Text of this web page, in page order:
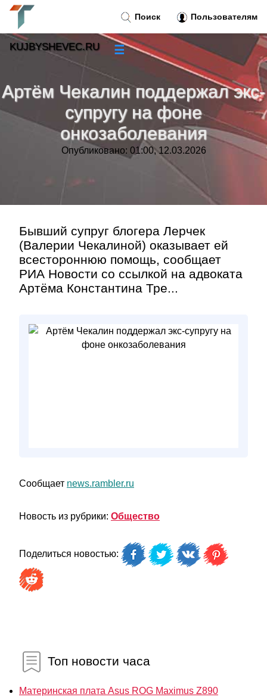
Артём Чекалин поддержал экс-
супругу на фоне
онкозаболевания
Опубликовано: 01:00, 12.03.2026
Бывший супруг блогера Лерчек
(Валерии Чекалиной) оказывает ей
всестороннюю помощь, сообщает
РИА Новости со ссылкой на адвоката
Артёма Константина Тре...
Сообщает news.rambler.ru
Новость из рубрики: Общество
Поделиться новостью:
Топ новости часа
Материнская плата Asus ROG Maximus Z890
Поиск Пользователям
KUJBYSHEVEC.RU ☰
Новости»
Тренды новостей»
Рубрики»
Контакт»